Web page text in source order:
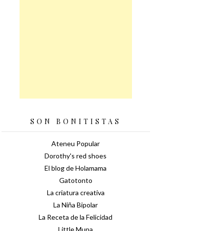
SON BONITISTAS
Ateneu Popular
Dorothy's red shoes
El blog de Holamama
Gatotonto
La criatura creativa
La Niña Bipolar
La Receta de la Felicidad